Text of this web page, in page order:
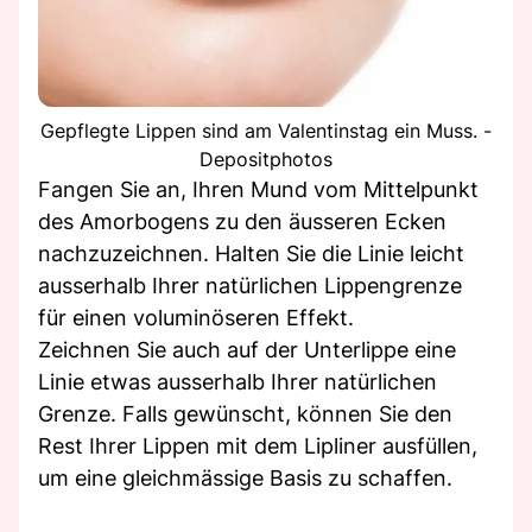
Gepflegte Lippen sind am Valentinstag ein Muss. -
Depositphotos
Fangen Sie an, Ihren Mund vom Mittelpunkt
des Amorbogens zu den äusseren Ecken
nachzuzeichnen. Halten Sie die Linie leicht
ausserhalb Ihrer natürlichen Lippengrenze
für einen voluminöseren Effekt.
Zeichnen Sie auch auf der Unterlippe eine
Linie etwas ausserhalb Ihrer natürlichen
Grenze. Falls gewünscht, können Sie den
Rest Ihrer Lippen mit dem Lipliner ausfüllen,
um eine gleichmässige Basis zu schaffen.